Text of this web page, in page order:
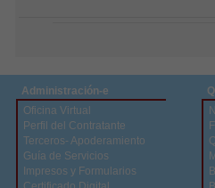
Administración-e
Oficina Virtual
Perfil del Contratante
Terceros- Apoderamiento
Guía de Servicios
Impresos y Formularios